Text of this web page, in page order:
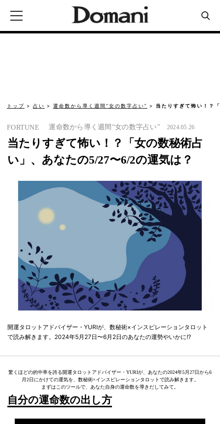
トップ 占い 運命数から導く週間“女の数字占い” 当たりすぎて怖い！？
FORTUNE 運命数から導く週間“女の数字占い” 2024.05.26
当たりすぎて怖い！？「女の数秘術占
い」、あなたの5/27〜6/2の運気は？
開運タロットアドバイザー・YURIが、数秘術×インスピレーションタロット
で読み解きます。2024年5月27日〜6月2日のあなたの運勢やいかに!?
驚くほどの的中率を誇る開運タロットアドバイザー・YURIが、あなたの2024年5月27日から6
月2日にかけての運気を、数秘術×インスピレーションタロットで読み解きます。
まずはこのツールで、あなた自身の運命数を導きだしてみて。
自分の運命数の出し方